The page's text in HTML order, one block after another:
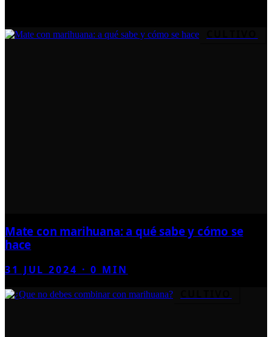
Mate con marihuana: a qué sabe y cómo se
hace
31 JUL 2024 ·0 MIN